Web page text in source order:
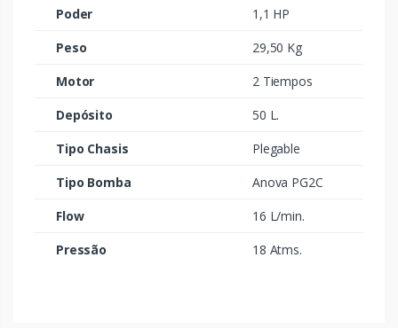
Poder
1,1 HP
Peso
29,50 Kg
Motor
2 Tiempos
Depósito
50 L.
Tipo Chasis
Plegable
Tipo Bomba
Anova PG2C
Flow
16 L/min.
Pressão
18 Atms.